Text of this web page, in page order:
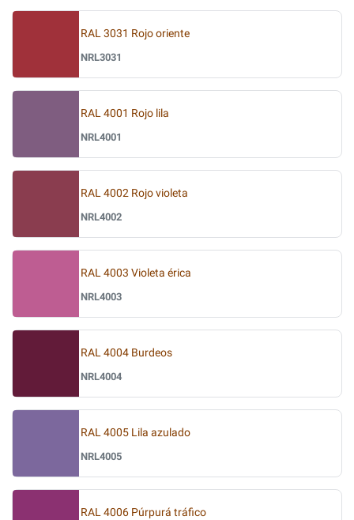
RAL 3031 Rojo oriente
NRL3031
RAL 4001 Rojo lila
NRL4001
RAL 4002 Rojo violeta
NRL4002
RAL 4003 Violeta érica
NRL4003
RAL 4004 Burdeos
NRL4004
RAL 4005 Lila azulado
NRL4005
RAL 4006 Púrpurá tráfico